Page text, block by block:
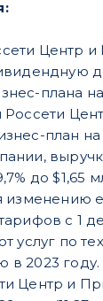
Центр и
плана
Россети
план
до $1,65
изменению
с 1
услуг по
2023 году.
Центр и